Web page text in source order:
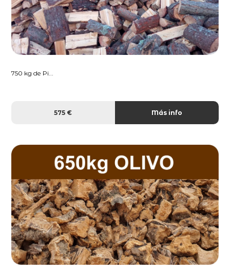
750 kg de Pi...
575 € Más info